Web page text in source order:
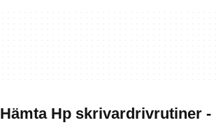
Hämta Hp skrivardrivrutiner -